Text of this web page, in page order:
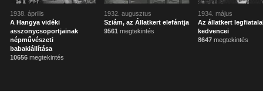
1938. április
A Hangya vidéki
asszonycsoportjainak
népművészeti
babakiállítása
10656 megtekintés
1932. augusztus
Sziám, az Állatkert elefántja
9561 megtekintés
1934. május
Az állatkert
kedvencei
8647 megtekintés